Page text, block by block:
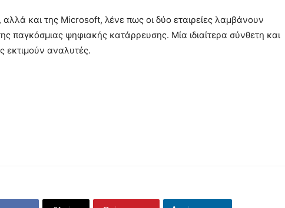
και της Microsoft, λένε πως οι δύο εταιρείες λαμβάνουν
παγκόσμιας ψηφιακής κατάρρευσης. Μία ιδιαίτερα σύνθετη και
εκτιμούν αναλυτές.